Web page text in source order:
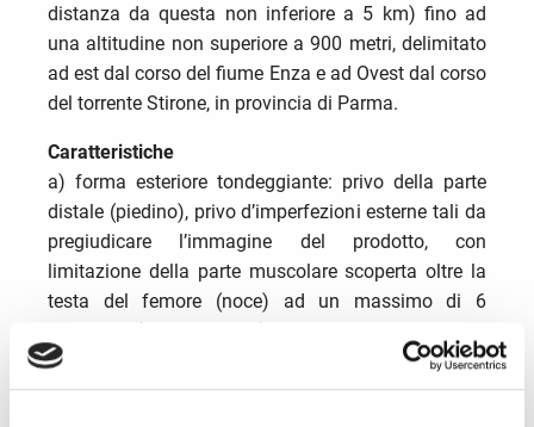
distanza da questa non inferiore a 5 km) fino ad
una altitudine non superiore a 900 metri, delimitato
ad est dal corso del fiume Enza e ad Ovest dal corso
del torrente Stirone, in provincia di Parma.
Caratteristiche
a) forma esteriore tondeggiante: privo della parte
distale (piedino), privo d’imperfezioni esterne tali da
pregiudicare l’immagine del prodotto, con
limitazione della parte muscolare scoperta oltre la
testa del femore (noce) ad un massimo di 6
centimetri (rifilatura corta);
b) peso: normalmente tra gli otto e i dieci
chilogrammi e comunque non inferiore ai sette;